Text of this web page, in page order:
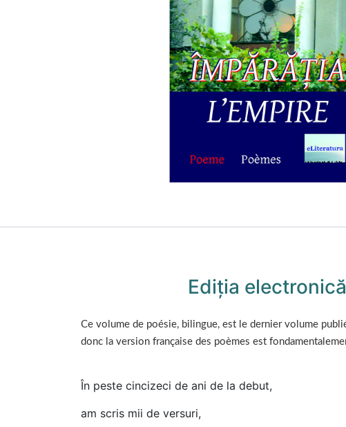
Ediția
Ce volume de poésie, bilingue, est le dernier volume
donc la version française des poèmes est
În peste cincizeci de ani de la debut,
am scris mii de versuri,